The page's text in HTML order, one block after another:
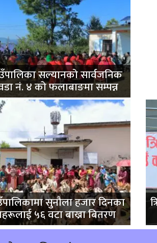
सल्यानको सार्वजनिक
नं. ४ को फलाबाङमा सम्पन्न
सुनौला हजार दिनका
५६ वटा बाख्रा बितरण